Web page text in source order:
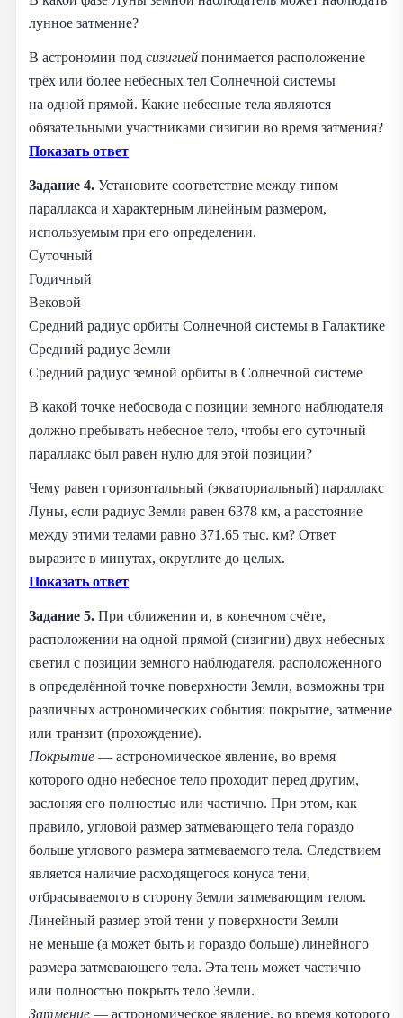
лунное затмение?
В астрономии под сизигией понимается расположение
трёх или более небесных тел Солнечной системы
на одной прямой. Какие небесные тела являются
обязательными участниками сизигии во время затмения?
Показать ответ
Задание 4. Установите соответствие между типом
параллакса и характерным линейным размером,
используемым при его определении.
Суточный
Годичный
Вековой
Средний радиус орбиты Солнечной системы в Галактике
Средний радиус Земли
Средний радиус земной орбиты в Солнечной системе
В какой точке небосвода с позиции земного наблюдателя
должно пребывать небесное тело, чтобы его суточный
параллакс был равен нулю для этой позиции?
Чему равен горизонтальный (экваториальный) параллакс
Луны, если радиус Земли равен 6378 км, а расстояние
между этими телами равно 371.65 тыс. км? Ответ
выразите в минутах, округлите до целых.
Показать ответ
Задание 5. При сближении и, в конечном счёте,
расположении на одной прямой (сизигии) двух небесных
светил с позиции земного наблюдателя, расположенного
в определённой точке поверхности Земли, возможны три
различных астрономических события: покрытие, затмение
или транзит (прохождение).
Покрытие — астрономическое явление, во время
которого одно небесное тело проходит перед другим,
заслоняя его полностью или частично. При этом, как
правило, угловой размер затмевающего тела гораздо
больше углового размера затмеваемого тела. Следствием
является наличие расходящегося конуса тени,
отбрасываемого в сторону Земли затмевающим телом.
Линейный размер этой тени у поверхности Земли
не меньше (а может быть и гораздо больше) линейного
размера затмевающего тела. Эта тень может частично
или полностью покрыть тело Земли.
Затмение — астрономическое явление, во время которого